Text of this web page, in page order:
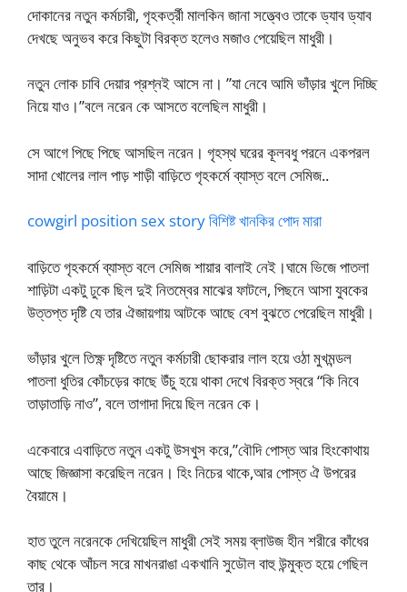
দোকানের নতুন কর্মচারী, গৃহকর্ত্রী মালকিন জানা সত্ত্বেও তাকে ড্যাব ড্যাব
দেখছে অনুভব করে কিছুটা বিরক্ত হলেও মজাও পেয়েছিল মাধুরী।
নতুন লোক চাবি দেয়ার প্রশ্নই আসে না। ”যা নেবে আমি ভাঁড়ার খুলে দিচ্ছি
নিয়ে যাও।”বলে নরেন কে আসতে বলেছিল মাধুরী।
সে আগে পিছে পিছে আসছিল নরেন। গৃহস্থ ঘরের কূলবধু পরনে একপরল
সাদা খোলের লাল পাড় শাড়ী বাড়িতে গৃহকর্মে ব্যাস্ত বলে সেমিজ..
cowgirl position sex story বিশিষ্ট খানকির পোদ মারা
বাড়িতে গৃহকর্মে ব্যাস্ত বলে সেমিজ শায়ার বালাই নেই।ঘামে ভিজে পাতলা
শাড়িটা একটু ঢুকে ছিল দুই নিতম্বের মাঝের ফাটলে, পিছনে আসা যুবকের
উত্তপ্ত দৃষ্টি যে তার ঐজায়গায় আটকে আছে বেশ বুঝতে পেরেছিল মাধুরী।
ভাঁড়ার খুলে তিক্ষ্ণ দৃষ্টিতে নতুন কর্মচারী ছোকরার লাল হয়ে ওঠা মুখমন্ডল
পাতলা ধুতির কোঁচড়ের কাছে উঁচু হয়ে থাকা দেখে বিরক্ত স্বরে “কি নিবে
তাড়াতাড়ি নাও”, বলে তাগাদা দিয়ে ছিল নরেন কে।
একেবারে এবাড়িতে নতুন একটু উসখুস করে,”বৌদি পোস্ত আর হিংকোথায়
আছে জিজ্ঞাসা করেছিল নরেন। হিং নিচের থাকে,আর পোস্ত ঐ উপরের
বৈয়ামে।
হাত তুলে নরেনকে দেখিয়েছিল মাধুরী সেই সময় ব্লাউজ হীন শরীরে কাঁধের
কাছ থেকে আঁচল সরে মাখনরাঙা একখানি সুডৌল বাহু উন্মুক্ত হয়ে গেছিল
তার।